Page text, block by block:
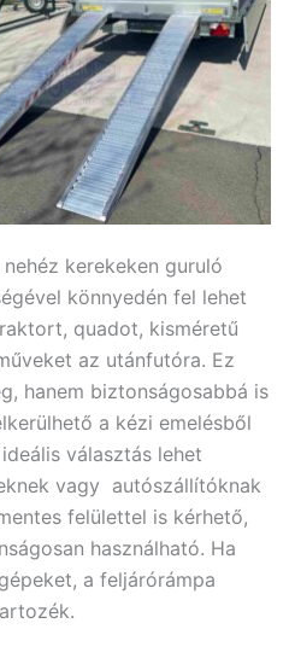
kerekeken guruló
könnyedén fel lehet
quadot, kisméretű
az utánfutóra. Ez
hanem biztonságosabbá is
a kézi emelésből
választás lehet
vagy autószállítóknak
felülettel is kérhető,
használható. Ha
a feljárórámpa